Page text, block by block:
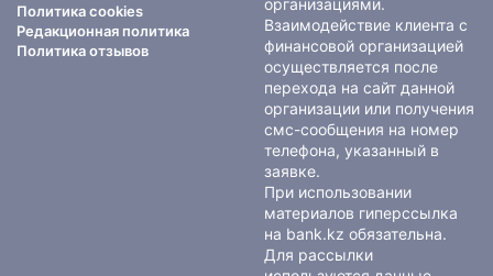
Политика cookies
Редакционная политика
Политика отзывов
организациями.
Взаимодействие клиента с
финансовой организацией
осуществляется после
перехода на сайт данной
организации или получения
смс-сообщения на номер
телефона, указанный в
заявке.
При использовании
материалов гиперссылка
на bank.kz обязательна.
Для рассылки